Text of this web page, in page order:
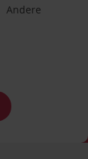
Andere